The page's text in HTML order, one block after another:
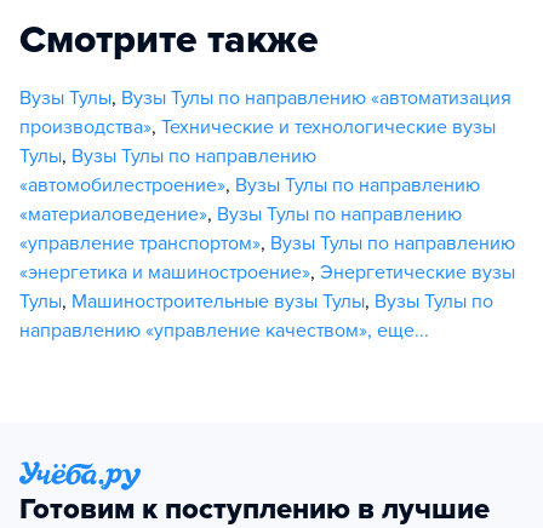
Смотрите также
Вузы Тулы, Вузы Тулы по направлению «автоматизация
производства», Технические и технологические вузы
Тулы, Вузы Тулы по направлению
«автомобилестроение», Вузы Тулы по направлению
«материаловедение», Вузы Тулы по направлению
«управление транспортом», Вузы Тулы по направлению
«энергетика и машиностроение», Энергетические вузы
Тулы, Машиностроительные вузы Тулы, Вузы Тулы по
направлению «управление качеством», еще...
Готовим к поступлению в лучшие